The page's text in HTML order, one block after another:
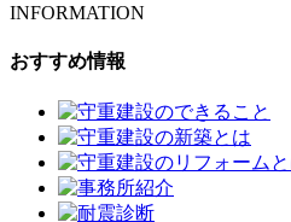
INFORMATION
おすすめ情報